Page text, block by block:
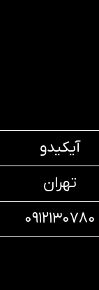
آیکیدو
تهران
۰۹۱۲۱۳۰۷۸۰